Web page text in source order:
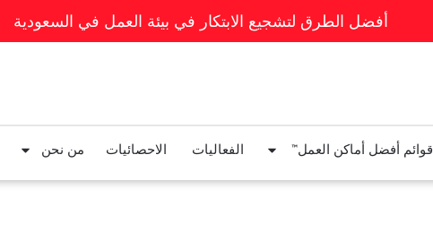
أفضل الطرق لتشجيع الابتكار في بيئة العمل في السعودية
قوائم أفضل أماكن العمل™ الفعاليات الاحصائيات من نحن